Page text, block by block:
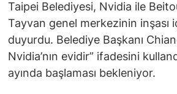
Taipei Belediyesi, Nvidia ile
Tayvan genel merkezinin inşası
duyurdu. Belediye Başkanı
Nvidia’nın evidir” ifadesini
ayında başlaması bekleniyor.